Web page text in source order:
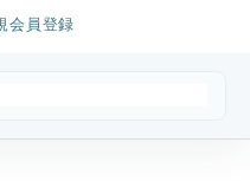
会員登録